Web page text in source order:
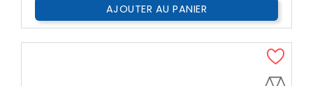
AJOUTER AU PANIER